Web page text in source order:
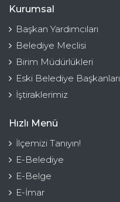
Kurumsal
Başkan Yardımcıları
Belediye Meclisi
Birim Müdürlükleri
Eski Belediye Başkanları
İştiraklerimiz
Hızlı Menü
İlçemizi Tanıyın!
E-Belediye
E-Belge
E-İmar